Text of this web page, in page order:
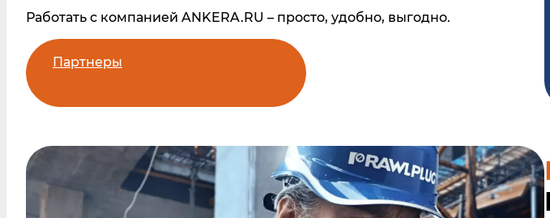
Работать с компанией ANKERA.RU – просто, удобно, выгодно.
Партнеры